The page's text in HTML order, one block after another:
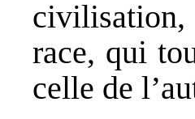
race, qui
celle de